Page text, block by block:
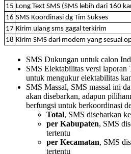
15 Long Text SMS (SMS lebih dari 160
16 SMS Koordinasi dg Tim Sukses
17 Kirim ulang sms gagal terkirim
18 Kirim SMS dari modem yang sesuai
SMS Dukungan untuk calon
SMS Elektabilitas versi laporan
untuk mengukur elektabilitas
SMS Massal, SMS massal ini
akan disebarkan, adapun
berfungsi untuk berkoordinasi
Total, SMS disebarkan
per Kabupaten, SMS
tertentu
per Kecamatan, SMS
tertentu